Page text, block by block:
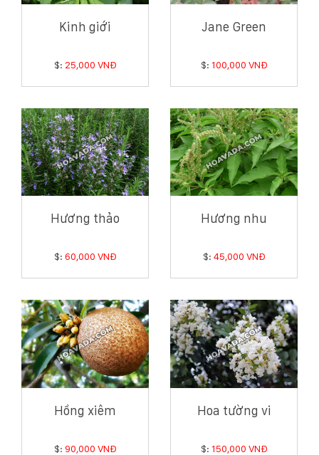
Kinh giới
$: 25,000 VNĐ
Jane Green
$: 100,000 VNĐ
Hương thảo
$: 60,000 VNĐ
Hương nhu
$: 45,000 VNĐ
Hồng xiêm
$: 90,000 VNĐ
Hoa tường vi
$: 150,000 VNĐ